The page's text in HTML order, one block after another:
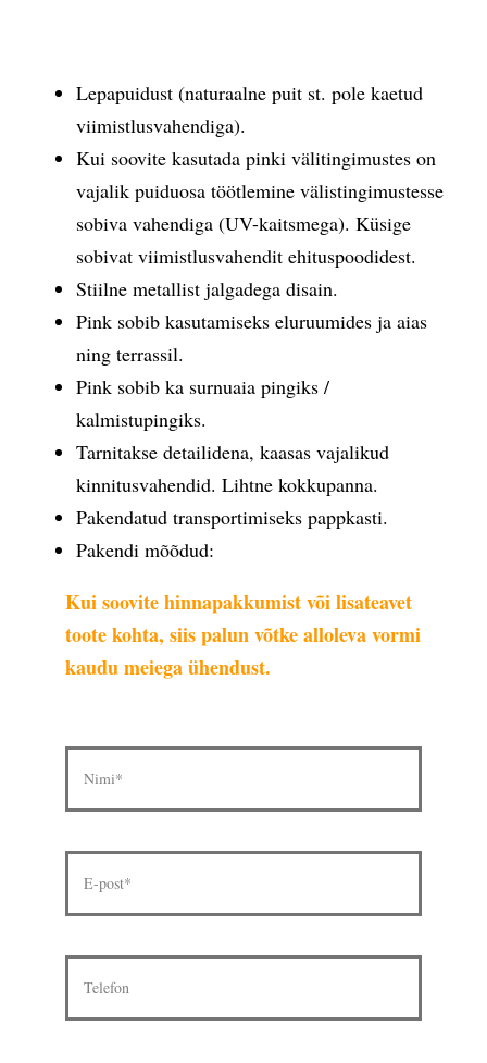
Lepapuidust (naturaalne puit st. pole kaetud
viimistlusvahendiga).
Kui soovite kasutada pinki välitingimustes on
vajalik puiduosa töötlemine välistingimustesse
sobiva vahendiga (UV-kaitsmega). Küsige
sobivat viimistlusvahendit ehituspoodidest.
Stiilne metallist jalgadega disain.
Pink sobib kasutamiseks eluruumides ja aias
ning terrassil.
Pink sobib ka surnuaia pingiks /
kalmistupingiks.
Tarnitakse detailidena, kaasas vajalikud
kinnitusvahendid. Lihtne kokkupanna.
Pakendatud transportimiseks pappkasti.
Pakendi mõõdud:
Kui soovite hinnapakkumist või lisateavet
toote kohta, siis palun võtke alloleva vormi
kaudu meiega ühendust.